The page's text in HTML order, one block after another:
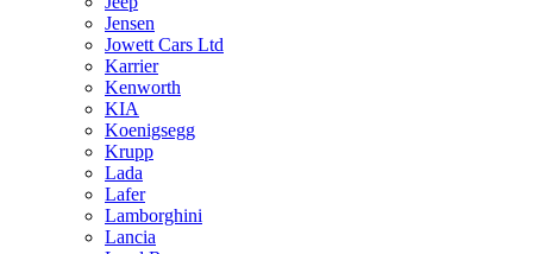
Jensen
Jowett Cars Ltd
Karrier
Kenworth
KIA
Koenigsegg
Krupp
Lada
Lafer
Lamborghini
Lancia